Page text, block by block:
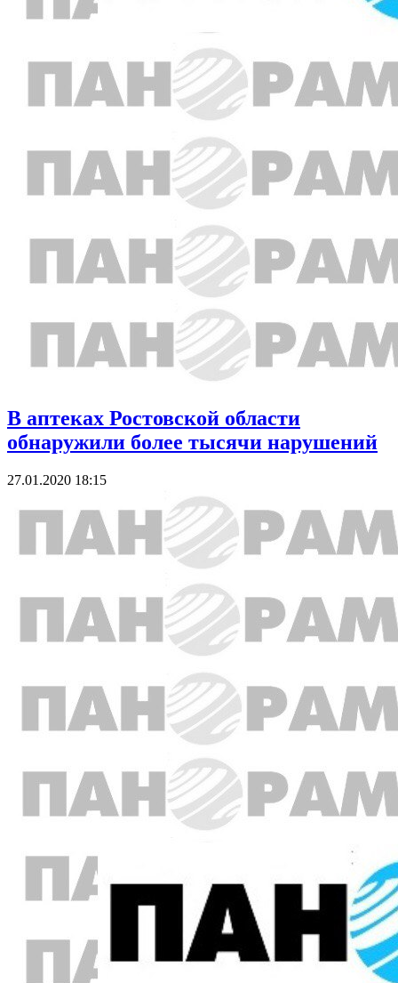
В аптеках Ростовской области
обнаружили более тысячи нарушений
27.01.2020 18:15